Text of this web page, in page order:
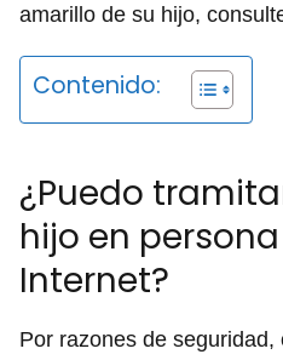
amarillo de su hijo,
Contenido:
¿Puedo
hijo en
Internet?
Por razones de